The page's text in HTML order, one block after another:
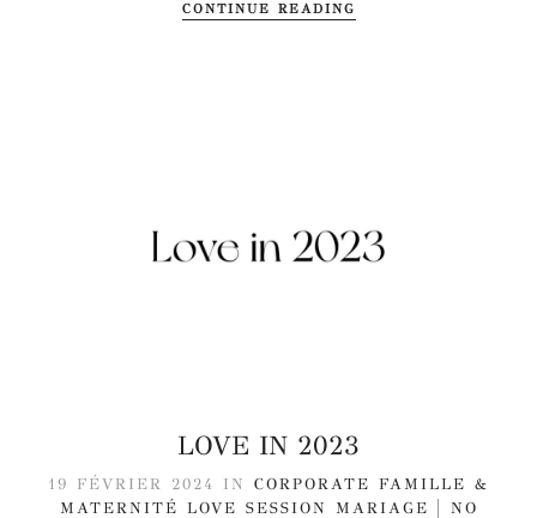
CONTINUE READING
LOVE IN 2023
19 FÉVRIER 2024 IN CORPORATE FAMILLE &
MATERNITÉ LOVE SESSION MARIAGE
NO